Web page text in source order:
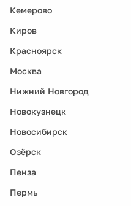
Кемерово
Киров
Красноярск
Москва
Нижний Новгород
Новокузнецк
Новосибирск
Озёрск
Пенза
Пермь